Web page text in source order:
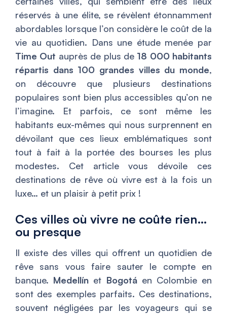
réservés à une élite, se révèlent étonnamment
abordables lorsque l’on considère le coût de la
vie au quotidien. Dans une étude menée par
Time Out auprès de plus de 18 000 habitants
répartis dans 100 grandes villes du monde,
on découvre que plusieurs destinations
populaires sont bien plus accessibles qu’on ne
l’imagine. Et parfois, ce sont même les
habitants eux-mêmes qui nous surprennent en
dévoilant que ces lieux emblématiques sont
tout à fait à la portée des bourses les plus
modestes. Cet article vous dévoile ces
destinations de rêve où vivre est à la fois un
luxe… et un plaisir à petit prix !
Ces villes où vivre ne coûte rien…
ou presque
Il existe des villes qui offrent un quotidien de
rêve sans vous faire sauter le compte en
banque. Medellín et Bogotáen Colombie en
sont des exemples parfaits. Ces destinations,
souvent négligées par les voyageurs qui se